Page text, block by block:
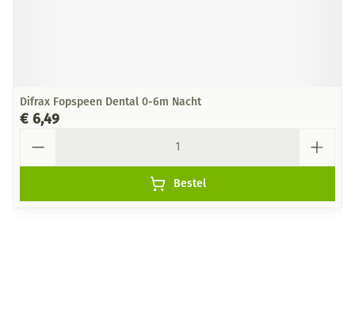
Difrax Fopspeen Dental 0-6m Nacht
€ 6,49
Bestel